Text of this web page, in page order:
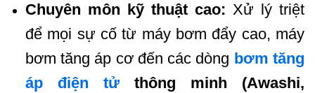
Chuyên môn kỹ thuật cao: Xử lý triệt
để mọi sự cố từ máy bơm đẩy cao, máy
bơm tăng áp cơ đến các dòng bơm tăng
áp điện tửthông minh (Awashi,